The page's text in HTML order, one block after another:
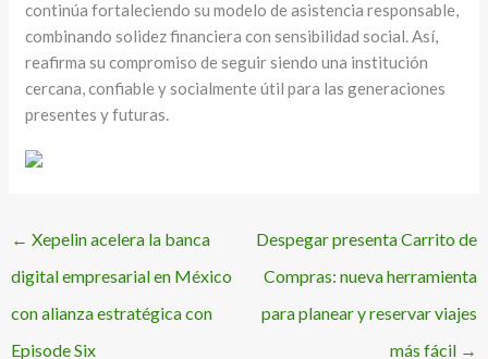
continúa fortaleciendo su modelo de asistencia responsable,
combinando solidez financiera con sensibilidad social. Así,
reafirma su compromiso de seguir siendo una institución
cercana, confiable y socialmente útil para las generaciones
presentes y futuras.
← Xepelin acelera la banca
digital empresarial en México
con alianza estratégica con
Episode Six
Despegar presenta Carrito de
Compras: nueva herramienta
para planear y reservar viajes
más fácil →